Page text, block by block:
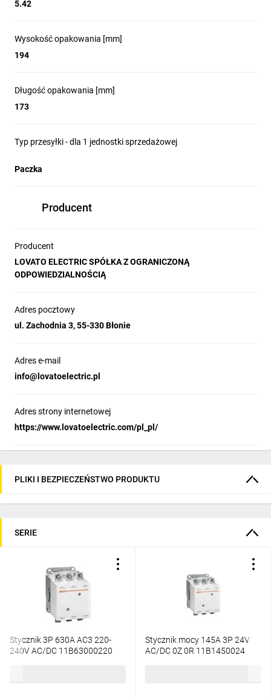
5.42
Wysokość opakowania [mm]
194
Długość opakowania [mm]
173
Typ przesyłki - dla 1 jednostki sprzedażowej
Paczka
Producent
Producent
LOVATO ELECTRIC SPÓŁKA Z OGRANICZONĄ
ODPOWIEDZIALNOŚCIĄ
Adres pocztowy
ul. Zachodnia 3, 55-330 Błonie
Adres e-mail
info@lovatoelectric.pl
Adres strony internetowej
https://www.lovatoelectric.com/pl_pl/
PLIKI I BEZPIECZEŃSTWO PRODUKTU
SERIE
Stycznik 3P 630A AC3 220-
240V AC/DC 11B63000220
Stycznik mocy 145A 3P 24V
AC/DC 0Z 0R 11B1450024